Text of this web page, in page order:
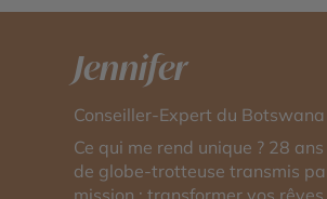
Jennifer
Conseiller-Expert du Botswana
Ce qui me rend unique ? 28
de globe-trotteuse transmis